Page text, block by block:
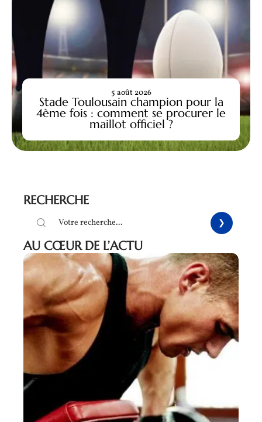
Stade Toulousain champion pour la
4ème fois : comment se procurer le
maillot officiel ?
5 août 2026
RECHERCHE
AU CŒUR DE L’ACTU